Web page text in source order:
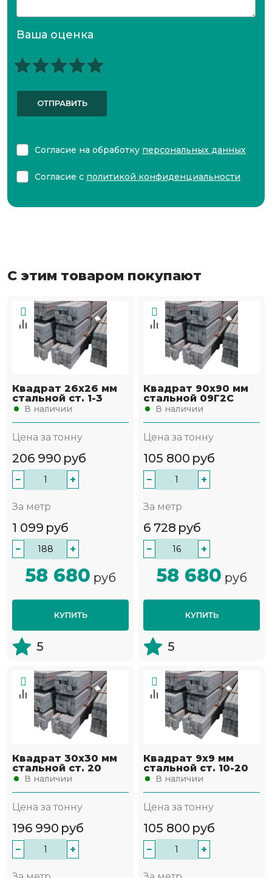
Ваша оценка
ОТПРАВИТЬ
Согласие на обработку персональных данных
Согласие с политикой конфиденциальности
С этим товаром покупают
Квадрат 26х26 мм
стальной ст. 1-3
В наличии
Цена за тонну
206 990 руб
− +
За метр
1 099 руб
− +
58 680 руб
КУПИТЬ
5
Квадрат 90х90 мм
стальной 09Г2С
В наличии
Цена за тонну
105 800 руб
− +
За метр
6 728 руб
− +
58 680 руб
КУПИТЬ
5
Квадрат 30х30 мм
стальной ст. 20
В наличии
Цена за тонну
196 990 руб
− +
Квадрат 9х9 мм
стальной ст. 10-20
В наличии
Цена за тонну
105 800 руб
− +